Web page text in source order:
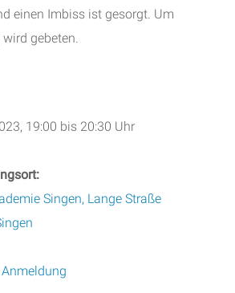
einen Imbiss ist gesorgt. Um
gebeten.
19:00 bis 20:30 Uhr
Singen, Lange Straße